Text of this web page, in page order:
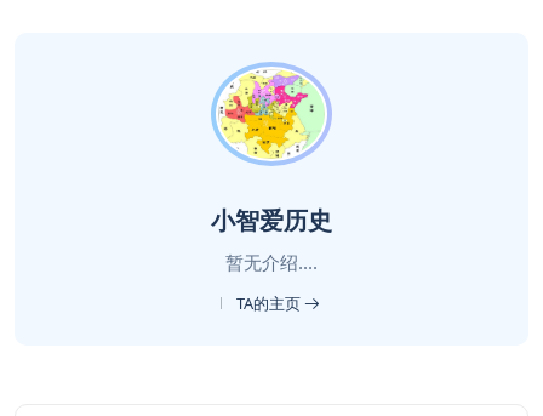
小智爱历史
暂无介绍....
TA的主页